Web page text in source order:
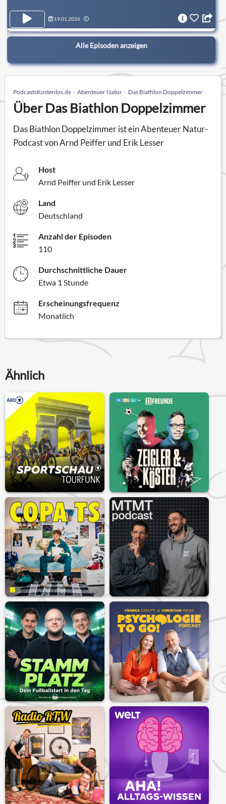
19.01.2026
Alle Episoden anzeigen
PodcastsKostenlos.de Abenteuer Natur Das Biathlon Doppelzimmer
Über Das Biathlon Doppelzimmer
Das Biathlon Doppelzimmer ist ein Abenteuer Natur-
Podcast von Arnd Peiffer und Erik Lesser
Host
Arnd Peiffer und Erik Lesser
Land
Deutschland
Anzahl der Episoden
110
Durchschnittliche Dauer
Etwa 1 Stunde
Erscheinungsfrequenz
Monatlich
Ähnlich